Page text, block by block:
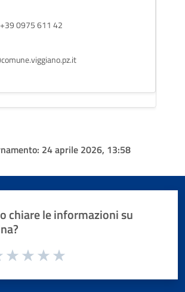
0975 611 42
24 aprile 2026, 13:58
chiare le informazioni su
la pagina